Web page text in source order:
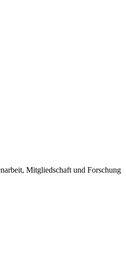
Mitgliedschaft und Forschung